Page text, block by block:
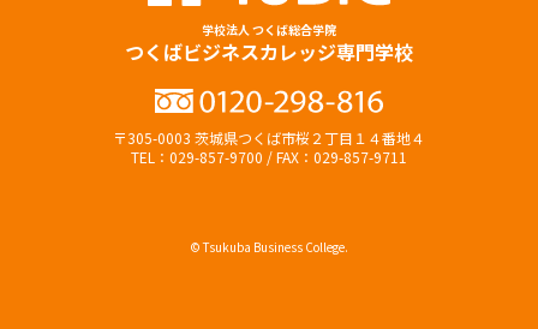
学校法人 つくば総合学院
つくばビジネスカレッジ専門学校
〒305-0003 茨城県つくば市桜２丁目１４番地４
TEL：029-857-9700 / FAX：029-857-9711
© Tsukuba Business College.